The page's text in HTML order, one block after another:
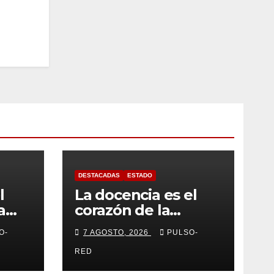
DESTACADAS ESTADO
La docencia es el
corazón de la
transformación
universitaria: Rector
de la UATx
7 AGOSTO, 2026 PULSO-
RED